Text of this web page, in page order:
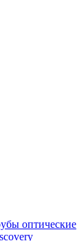
оптические